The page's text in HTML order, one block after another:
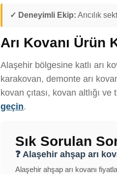
✓ Deneyimli Ekip: Arıcılık
Arı Kovanı Ürün
Alaşehir bölgesine katlı arı
karakovan, demonte arı
kovan çıtası, kovan altlığı
geçin.
Sık Sorulan
❓ Alaşehir ahşap arı
Alaşehir ahşap arı kovanı